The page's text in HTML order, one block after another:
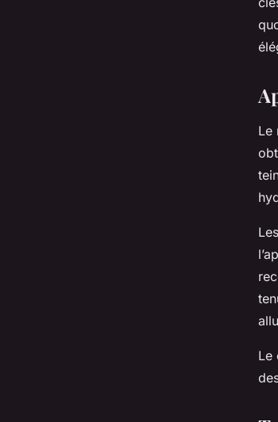
look éclatant
Le
Le